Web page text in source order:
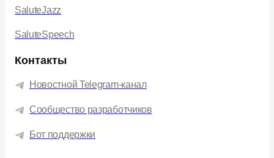
SaluteJazz
SaluteSpeech
Контакты
Новостной Telegram-канал
Сообщество разработчиков
Бот поддержки